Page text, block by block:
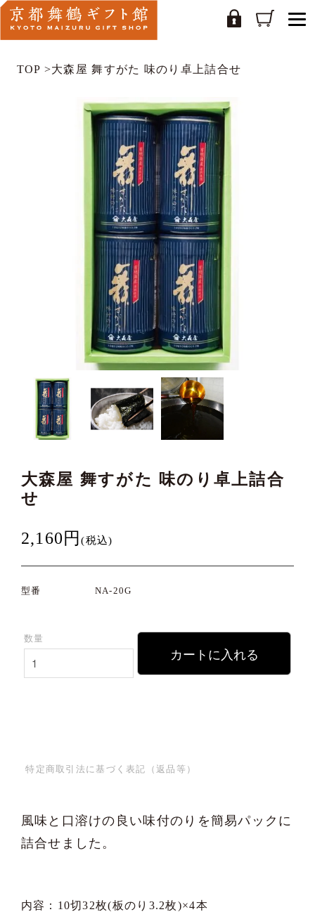
TOP >大森屋 舞すがた 味のり卓上詰合せ
大森屋 舞すがた 味のり卓上詰合
せ
2,160円(税込)
型番 NA-20G
数量
カートに入れる
特定商取引法に基づく表記（返品等）
風味と口溶けの良い味付のりを簡易パックに
詰合せました。
内容：10切32枚(板のり3.2枚)×4本